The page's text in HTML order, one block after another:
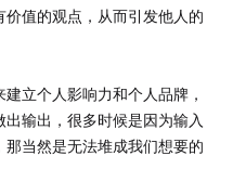
，让用户生生不息
观点很启发自己【我们做了很
定是很有价值的。一方面精
做的事情塑造了我们自
值的观点，从而引发他人的
立个人影响力和个人品牌，
输出，很多时候是因为输入
当然是无法堆成我们想要的